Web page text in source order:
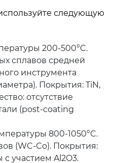
следующую
200-500°C.
сплавов средней
инструмента
Покрытия: TiN,
отсутствие
(post-coating
800-1050°C.
(WC-Co). Покрытия:
участием Al2O3.